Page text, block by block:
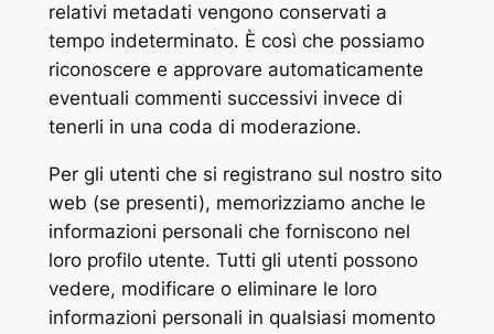
relativi metadati vengono conservati a
tempo indeterminato. È così che possiamo
riconoscere e approvare automaticamente
eventuali commenti successivi invece di
tenerli in una coda di moderazione.
Per gli utenti che si registrano sul nostro sito
web (se presenti), memorizziamo anche le
informazioni personali che forniscono nel
loro profilo utente. Tutti gli utenti possono
vedere, modificare o eliminare le loro
informazioni personali in qualsiasi momento